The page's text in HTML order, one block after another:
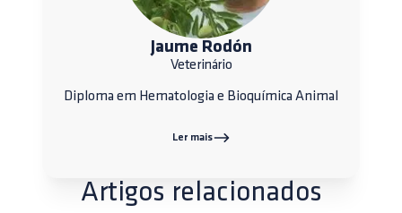
Jaume Rodón
Veterinário
Diploma em Hematologia e Bioquímica Animal
Ler mais
Artigos relacionados